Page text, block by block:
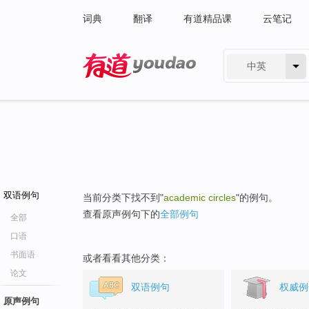
词典 翻译 有道精品课 云笔记
中英
双语例句
全部
口语
书面语
论文
原声例句
当前分类下找不到"academic circles"的例句。
查看原声例句下的全部例句
或者看看其他分类：
双语例句 权威